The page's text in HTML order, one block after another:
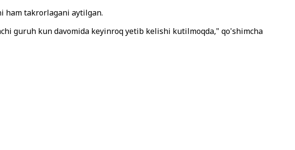
ham takrorlagani aytilgan.
guruh kun davomida keyinroq yetib kelishi kutilmoqda," qo'shimcha